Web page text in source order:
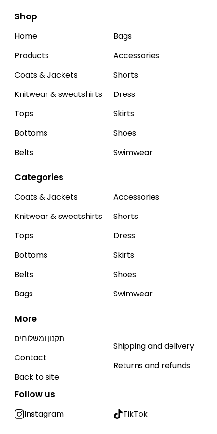
Shop
Home
Products
Coats & Jackets
Knitwear & sweatshirts
Tops
Bottoms
Belts
Bags
Accessories
Shorts
Dress
Skirts
Shoes
Swimwear
Categories
Coats & Jackets
Knitwear & sweatshirts
Tops
Bottoms
Belts
Bags
Accessories
Shorts
Dress
Skirts
Shoes
Swimwear
More
תקנון ומשלוחים
Contact
Back to site
Shipping and delivery
Returns and refunds
Follow us
Instagram TikTok